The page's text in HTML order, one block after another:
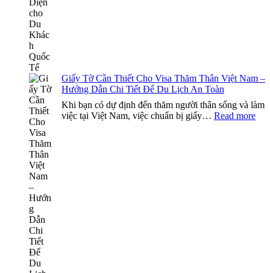
Tế
Giấy Tờ Cần Thiết Cho Visa Thăm Thân Việt Nam –
Hướng Dẫn Chi Tiết Để Du Lịch An Toàn
Khi bạn có dự định đến thăm người thân sống và làm
việc tại Việt Nam, việc chuẩn bị giấy… Read more: